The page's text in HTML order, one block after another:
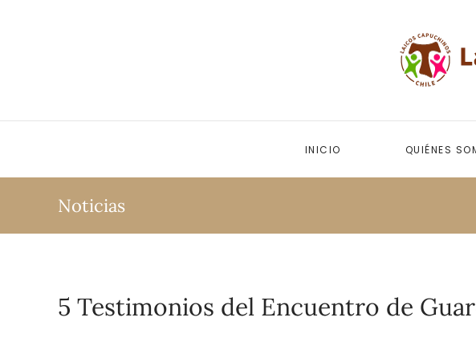
INICIO QUIÉNES
Noticias
5 Testimonios del Encuentro de